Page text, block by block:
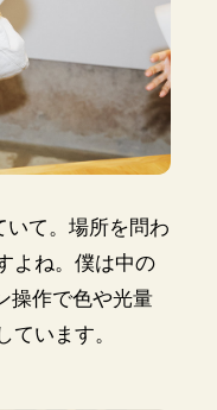
いて。場所を問わ
よね。僕は中の
操作で色や光量
ています。